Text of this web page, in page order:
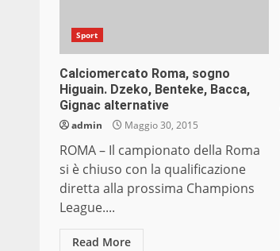
Sport
Calciomercato Roma, sogno
Higuain. Dzeko, Benteke, Bacca,
Gignac alternative
admin Maggio 30, 2015
ROMA – Il campionato della Roma
si è chiuso con la qualificazione
diretta alla prossima Champions
League....
Read More